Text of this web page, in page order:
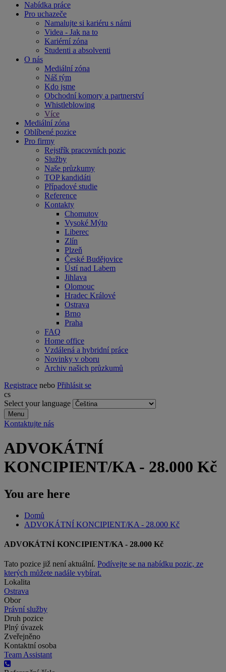
Nabídka práce
Pro uchazeče
Namalujte si kariéru s námi
Videa - Jak na to
Kariérní zóna
Studenti a absolventi
O nás
Mediální zóna
Náš tým
Kdo jsme
Obchodní komory a partnerství
Whistleblowing
Více
Mediální zóna
Oblíbené pozice
Pro firmy
Rejstřík pracovních pozic
Služby
Naše průzkumy
TOP kandidáti
Případové studie
Reference
Kontakty
Chomutov
Vysoké Mýto
Liberec
Zlín
Plzeň
České Budějovice
Ústí nad Labem
Jihlava
Olomouc
Hradec Králové
Ostrava
Brno
Praha
FAQ
Home office
Vzdálená a hybridní práce
Novinky v oboru
Archiv našich průzkumů
Registrace nebo Přihlásit se
cs
Select your language
Menu
Kontaktujte nás
ADVOKÁTNÍ
KONCIPIENT/KA - 28.000 Kč
You are here
Domů
ADVOKÁTNÍ KONCIPIENT/KA - 28.000 Kč
ADVOKÁTNÍ KONCIPIENT/KA - 28.000 Kč
Tato pozice již není aktuální. Podívejte se na nabídku pozic, ze
kterých můžete nadále vybírat.
Lokalita
Ostrava
Obor
Právní služby
Druh pozice
Plný úvazek
Zveřejněno
Kontaktní osoba
Team Assistant